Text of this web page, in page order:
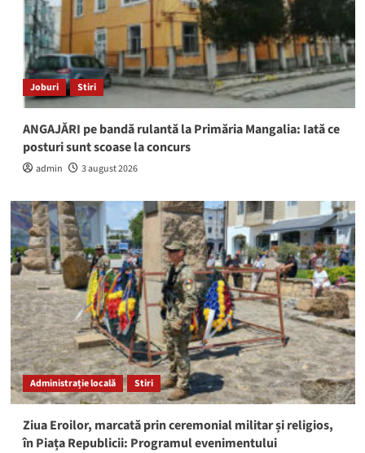
Joburi Stiri
ANGAJĂRI pe bandă rulantă la Primăria Mangalia: Iată ce
posturi sunt scoase la concurs
admin 3 august 2026
Administrație locală Stiri
Ziua Eroilor, marcată prin ceremonial militar și religios,
în Piața Republicii: Programul evenimentului